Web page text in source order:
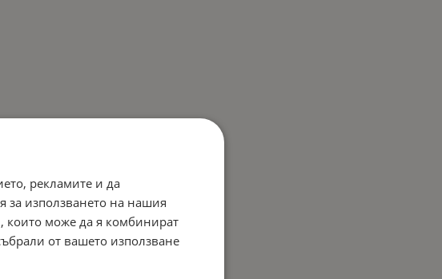
рекламите и да
използването на нашия
които може да я комбинират
от вашето използване